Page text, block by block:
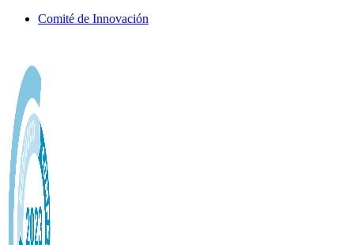
Comité de Innovación